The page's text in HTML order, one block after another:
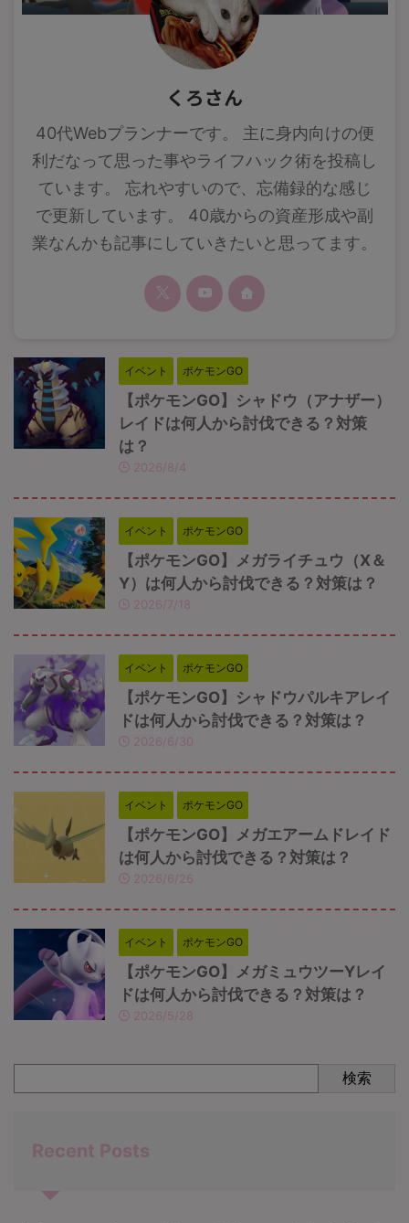
くろさん
40代Webプランナーです。 主に身内向けの便
利だなって思った事やライフハック術を投稿し
ています。 忘れやすいので、忘備録的な感じ
で更新しています。 40歳からの資産形成や副
業なんかも記事にしていきたいと思ってます。
イベント ポケモンGO
【ポケモンGO】シャドウ（アナザー）
レイドは何人から討伐できる？対策
は？
2026/8/4
イベント ポケモンGO
【ポケモンGO】メガライチュウ（X＆
Y）は何人から討伐できる？対策は？
2026/7/18
イベント ポケモンGO
【ポケモンGO】シャドウパルキアレイ
ドは何人から討伐できる？対策は？
2026/6/30
イベント ポケモンGO
【ポケモンGO】メガエアームドレイド
は何人から討伐できる？対策は？
2026/6/26
イベント ポケモンGO
【ポケモンGO】メガミュウツーYレイ
ドは何人から討伐できる？対策は？
2026/5/28
検索
Recent Posts